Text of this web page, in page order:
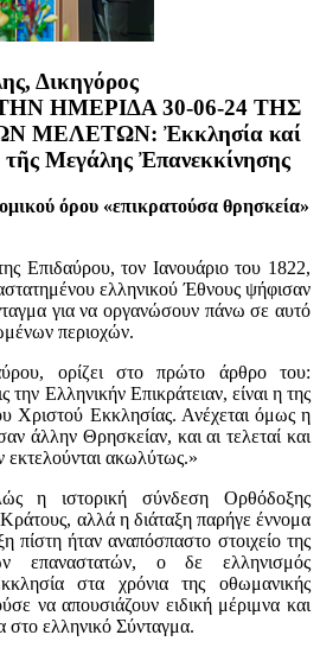
Δικηγόρος
ΗΜΕΡΙΔΑ 30-06-24 ΤΗΣ
ΜΕΛΕΤΩΝ: Ἐκκλησία καί
τῆς Μεγάλης Ἐπανεκκίνησης
όρου «επικρατούσα θρησκεία»
Επιδαύρου, τον Ιανουάριο του 1822,
ελληνικού Έθνους ψήφισαν
για να οργανώσουν πάνω σε αυτό
περιοχών.
ορίζει στο πρώτο άρθρο του:
την Ελληνικήν Επικράτειαν, είναι η της
Χριστού Εκκλησίας. Ανέχεται όμως η
άλλην Θρησκείαν, και αι τελεταί και
εκτελούνται ακωλύτως.»
η ιστορική σύνδεση Ορθόδοξης
αλλά η διάταξη παρήγε έννομα
πίστη ήταν αναπόσπαστο στοιχείο της
επαναστατών, ο δε ελληνισμός
στα χρόνια της οθωμανικής
να απουσιάζουν ειδική μέριμνα και
στο ελληνικό Σύνταγμα.